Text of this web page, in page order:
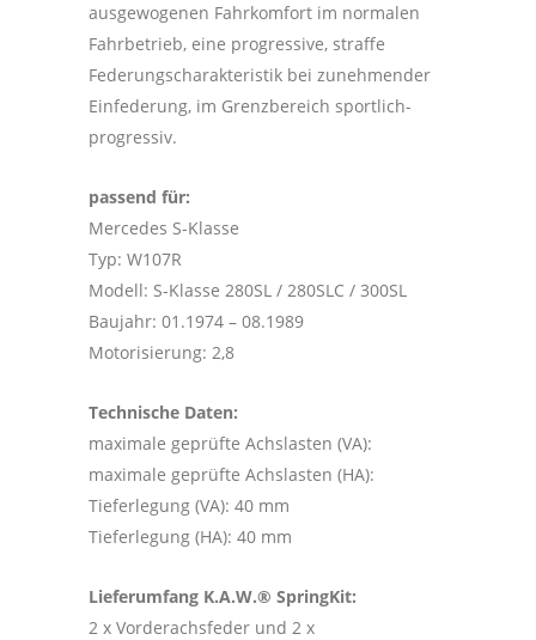
ausgewogenen Fahrkomfort im normalen
Fahrbetrieb, eine progressive, straffe
Federungscharakteristik bei zunehmender
Einfederung, im Grenzbereich sportlich-
progressiv.
passend für:
Mercedes S-Klasse
Typ: W107R
Modell: S-Klasse 280SL / 280SLC / 300SL
Baujahr: 01.1974 – 08.1989
Motorisierung: 2,8
Technische Daten:
maximale geprüfte Achslasten (VA):
maximale geprüfte Achslasten (HA):
Tieferlegung (VA): 40 mm
Tieferlegung (HA): 40 mm
Lieferumfang K.A.W.® SpringKit:
2 x Vorderachsfeder und 2 x